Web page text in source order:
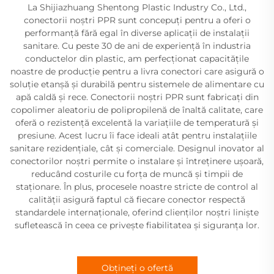
La Shijiazhuang Shentong Plastic Industry Co., Ltd.,
conectorii noștri PPR sunt concepuți pentru a oferi o
performanță fără egal în diverse aplicații de instalații
sanitare. Cu peste 30 de ani de experiență în industria
conductelor din plastic, am perfecționat capacitățile
noastre de producție pentru a livra conectori care asigură o
soluție etanșă și durabilă pentru sistemele de alimentare cu
apă caldă și rece. Conectorii noștri PPR sunt fabricați din
copolimer aleatoriu de polipropilenă de înaltă calitate, care
oferă o rezistență excelentă la variațiile de temperatură și
presiune. Acest lucru îi face ideali atât pentru instalațiile
sanitare rezidențiale, cât și comerciale. Designul inovator al
conectorilor noștri permite o instalare și întreținere ușoară,
reducând costurile cu forța de muncă și timpii de
staționare. În plus, procesele noastre stricte de control al
calității asigură faptul că fiecare conector respectă
standardele internaționale, oferind clienților noștri liniște
sufletească în ceea ce privește fiabilitatea și siguranța lor.
Obțineți o ofertă